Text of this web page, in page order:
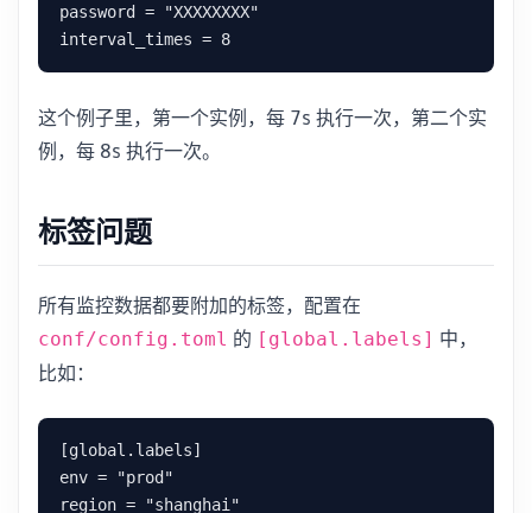
password = "XXXXXXXX"
这个例子里，第一个实例，每 7s 执行一次，第二个实
例，每 8s 执行一次。
标签问题
所有监控数据都要附加的标签，配置在
conf/config.toml 的 [global.labels] 中，
比如：
[global.labels]
env = "prod"